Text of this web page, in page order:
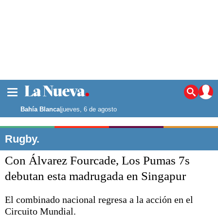
Noticias
La ciudad
Punta Alta
El mundo
Seguridad
Opinión
Deportes
Escenario Olímpico
Bahía Blanca|jueves, 6 de agosto
Rugby.
Con Álvarez Fourcade, Los Pumas 7s
debutan esta madrugada en Singapur
El combinado nacional regresa a la acción en el
Circuito Mundial.